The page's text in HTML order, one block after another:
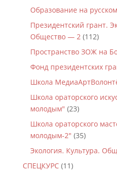
Образование на русском
Президентский грант.
Общество — 2(112)
Пространство ЗОЖ на
Фонд президентских
Школа
Школа ораторского
молодым" (23)
Школа ораторского
молодым-2" (35)
Экология. Культура.
СПЕЦКУРС(11)